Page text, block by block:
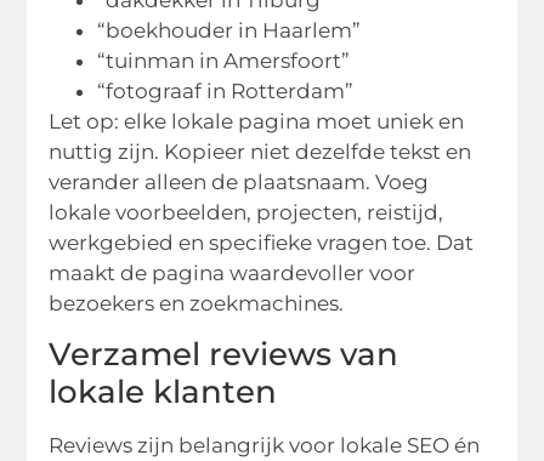
“boekhouder in Haarlem”
“tuinman in Amersfoort”
“fotograaf in Rotterdam”
Let op: elke lokale pagina moet uniek en
nuttig zijn. Kopieer niet dezelfde tekst en
verander alleen de plaatsnaam. Voeg
lokale voorbeelden, projecten, reistijd,
werkgebied en specifieke vragen toe. Dat
maakt de pagina waardevoller voor
bezoekers en zoekmachines.
Verzamel reviews van
lokale klanten
Reviews zijn belangrijk voor lokale SEO én